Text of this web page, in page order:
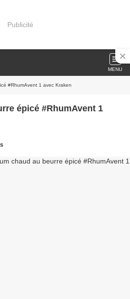
Publicité
MENU
#RhumAvent 1 avec Kraken
épicé #RhumAvent 1